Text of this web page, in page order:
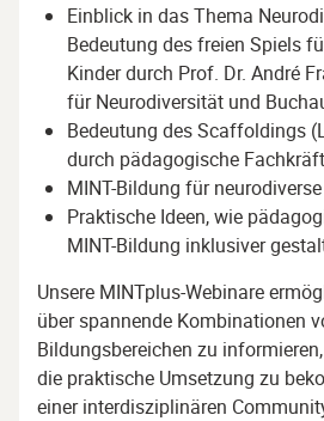
Einblick in das Thema
Bedeutung des freien Spiels
Kinder durch Prof. Dr. André
für Neurodiversität und
Bedeutung des Scaffoldings
durch pädagogische
MINT-Bildung für
Praktische Ideen, wie
MINT-Bildung inklusiver
Unsere MINTplus-Webinare
über spannende Kombinationen
Bildungsbereichen zu
die praktische Umsetzung zu
einer interdisziplinären